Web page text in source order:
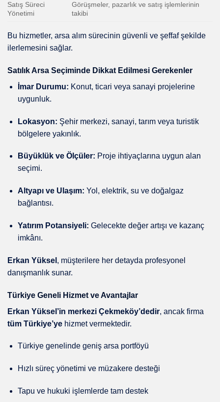
Satış Süreci
Yönetimi
Görüşmeler, pazarlık ve satış işlemlerinin
takibi
Bu hizmetler, arsa alım sürecinin güvenli ve şeffaf şekilde
ilerlemesini sağlar.
Satılık Arsa Seçiminde Dikkat Edilmesi Gerekenler
İmar Durumu: Konut, ticari veya sanayi projelerine
uygunluk.
Lokasyon: Şehir merkezi, sanayi, tarım veya turistik
bölgelere yakınlık.
Büyüklük ve Ölçüler: Proje ihtiyaçlarına uygun alan
seçimi.
Altyapı ve Ulaşım: Yol, elektrik, su ve doğalgaz
bağlantısı.
Yatırım Potansiyeli: Gelecekte değer artışı ve kazanç
imkânı.
Erkan Yüksel , müşterilere her detayda profesyonel
danışmanlık sunar.
Türkiye Geneli Hizmet ve Avantajlar
Erkan Yüksel’in merkezi Çekmeköy’dedir, ancak firma
tüm Türkiye’ye hizmet vermektedir.
Türkiye genelinde geniş arsa portföyü
Hızlı süreç yönetimi ve müzakere desteği
Tapu ve hukuki işlemlerde tam destek